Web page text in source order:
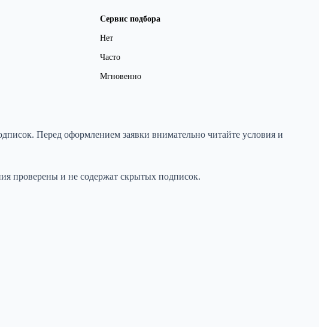
Сервис подбора
Нет
Часто
Мгновенно
Перед оформлением заявки внимательно читайте условия и
проверены и не содержат скрытых подписок.